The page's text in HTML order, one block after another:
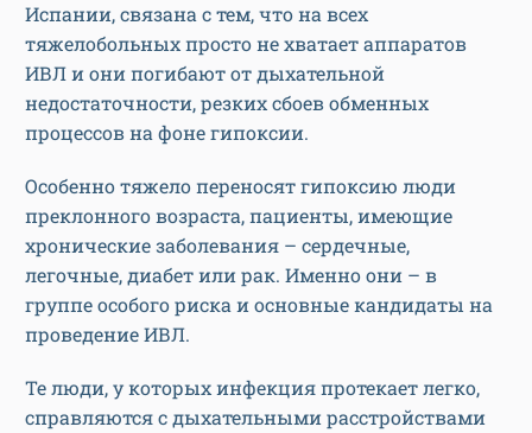
Испании, связана с тем, что на всех
тяжелобольных просто не хватает аппаратов
ИВЛ и они погибают от дыхательной
недостаточности, резких сбоев обменных
процессов на фоне гипоксии.
Особенно тяжело переносят гипоксию люди
преклонного возраста, пациенты, имеющие
хронические заболевания – сердечные,
легочные, диабет или рак. Именно они – в
группе особого риска и основные кандидаты на
проведение ИВЛ.
Те люди, у которых инфекция протекает легко,
справляются с дыхательными расстройствами